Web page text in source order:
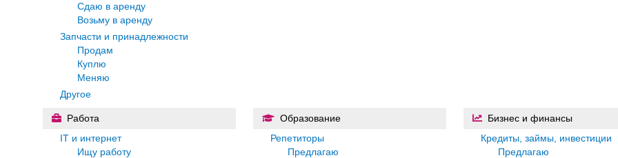
Сдаю в аренду
Возьму в аренду
Запчасти и принадлежности
Продам
Куплю
Меняю
Другое
Работа
IT и интернет
Ищу работу
Образование
Репетиторы
Предлагаю
Бизнес и финансы
Кредиты, займы, инвестиции
Предлагаю